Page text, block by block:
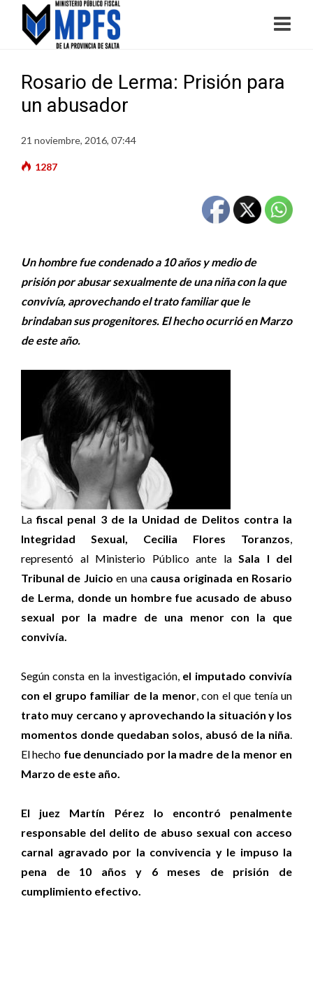
Rosario de Lerma: Prisión para
un abusador
21 noviembre, 2016, 07:44
1287
Un hombre fue condenado a 10 años y medio de
prisión por abusar sexualmente de una niña con la que
convivía, aprovechando el trato familiar que le
brindaban sus progenitores. El hecho ocurrió en Marzo
de este año.
Lafiscal penal 3 de la Unidad de Delitos contra la
Integridad Sexual, Cecilia Flores Toranzos,
representó al Ministerio Público ante la Sala I del
Tribunal de Juicio en una causa originada en Rosario
de Lerma, donde un hombre fue acusado de abuso
sexual por la madre de una menor con la que
convivía.
Según consta en la investigación, el imputado convivía
con el grupo familiar de la menor, con el que tenía un
trato muy cercano y aprovechando la situación y los
momentos donde quedaban solos, abusó de la niña.
El hecho fue denunciado por la madre de la menor en
Marzo de este año.
El juez Martín Pérez lo encontró penalmente
responsable del delito de abuso sexual con acceso
carnal agravado por la convivencia y le impuso la
pena de 10 años y 6 meses de prisión de
cumplimiento efectivo.